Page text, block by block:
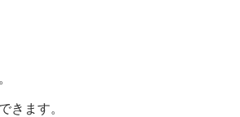
きます。